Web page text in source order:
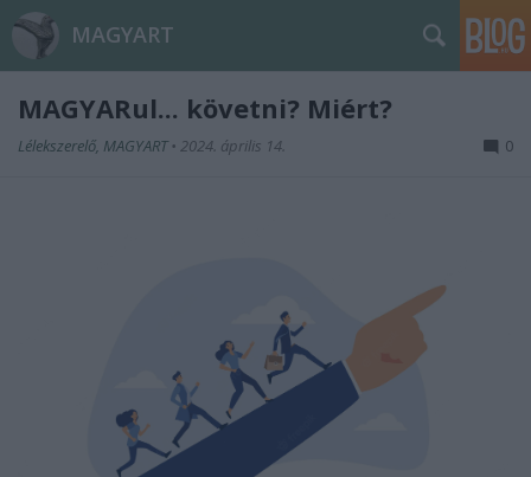
MAGYART
MAGYARul... követni? Miért?
Lélekszerelő, MAGYART • 2024. április 14. 0